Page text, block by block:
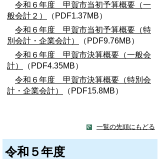
令和６年度 甲賀市当初予算概要（一
般会計２）
（PDF1.37MB）
令和６年度 甲賀市当初予算概要（特
別会計・企業会計）
（PDF9.76MB）
令和６年度 甲賀市決算概要（一般会
計）
（PDF4.35MB）
令和６年度 甲賀市決算概要（特別会
計・企業会計）
（PDF15.8MB）
一覧の先頭にもどる
令和５年度